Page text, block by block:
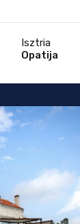
Isztria
Opatija